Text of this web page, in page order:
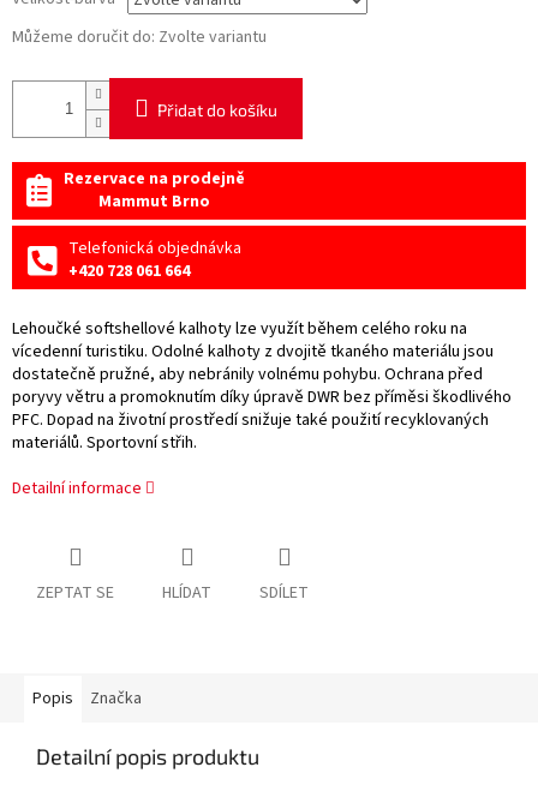
Můžeme doručit do: Zvolte variantu
Přidat do košíku
Rezervace na prodejně
Mammut Brno
Telefonická objednávka
+420 728 061 664
Lehoučké softshellové kalhoty lze využít během celého roku na
vícedenní turistiku. Odolné kalhoty z dvojitě tkaného materiálu jsou
dostatečně pružné, aby nebránily volnému pohybu. Ochrana před
poryvy větru a promoknutím díky úpravě DWR bez příměsi škodlivého
PFC. Dopad na životní prostředí snižuje také použití recyklovaných
materiálů. Sportovní střih.
Detailní informace
ZEPTAT SE HLÍDAT SDÍLET
Popis Značka
Detailní popis produktu